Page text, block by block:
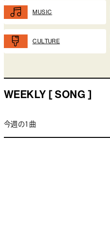
MUSIC
CULTURE
WEEKLY [ SONG ]
今週の1曲